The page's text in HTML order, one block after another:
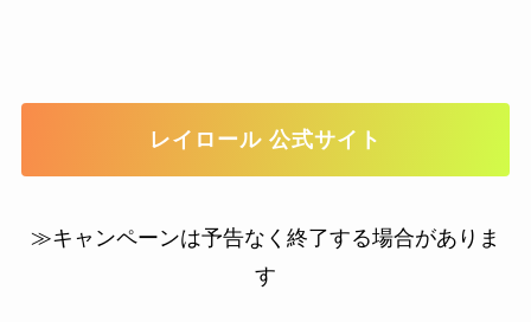
レイロール 公式サイト
≫キャンペーンは予告なく終了する場合がありま
す